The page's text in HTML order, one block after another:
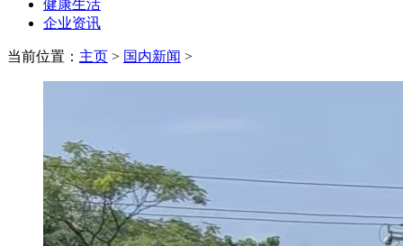
健康生活
企业资讯
当前位置： 主页 > 国内新闻 >